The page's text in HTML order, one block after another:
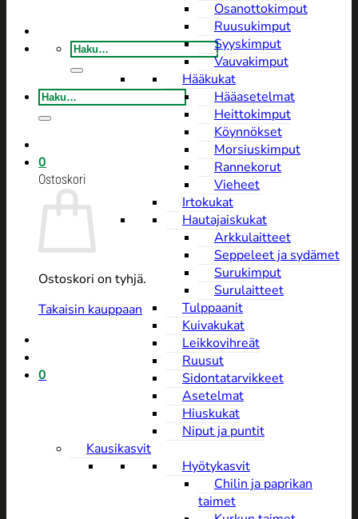
Etsi:
Etsi:
0
Ostoskori
Ostoskori on tyhjä.
Takaisin kauppaan
0
Osanottokimput
Ruusukimput
Syyskimput
Vauvakimput
Hääkukat
Hääasetelmat
Heittokimput
Köynnökset
Morsiuskimput
Rannekorut
Vieheet
Irtokukat
Hautajaiskukat
Arkkulaitteet
Seppeleet ja sydämet
Surukimput
Surulaitteet
Tulppaanit
Kuivakukat
Leikkovihreät
Ruusut
Sidontatarvikkeet
Asetelmat
Hiuskukat
Niput ja puntit
Kausikasvit
Hyötykasvit
Chilin ja paprikan
taimet